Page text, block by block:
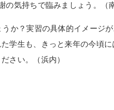
気持ちで臨みましょう。（
か？実習の具体的イメージ
学生も、きっと来年の今頃
さい。（浜内）